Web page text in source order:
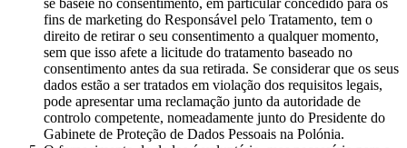
se baseie no consentimento, em particular concedido para os
fins de marketing do Responsável pelo Tratamento, tem o
direito de retirar o seu consentimento a qualquer momento,
sem que isso afete a licitude do tratamento baseado no
consentimento antes da sua retirada. Se considerar que os seus
dados estão a ser tratados em violação dos requisitos legais,
pode apresentar uma reclamação junto da autoridade de
controlo competente, nomeadamente junto do Presidente do
Gabinete de Proteção de Dados Pessoais na Polónia.